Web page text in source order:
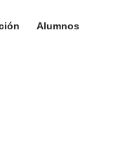
Alumnos